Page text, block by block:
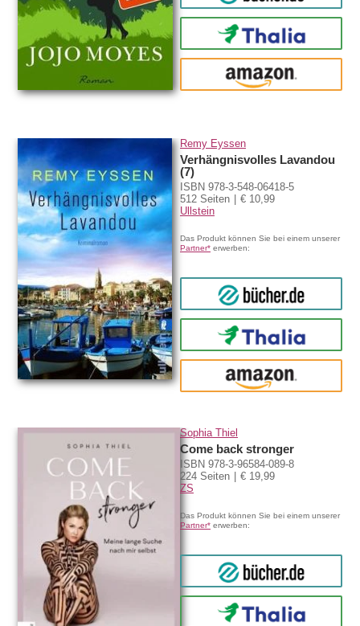
Thalia
amazon
Remy Eyssen
Verhängnisvolles Lavandou
(7)
ISBN 978-3-548-06418-5
512 Seiten
€ 10,99
Ullstein
Das Produkt können Sie bei einem unserer
Partner* erwerben:
bücher.de
Thalia
amazon
Sophia Thiel
Come back stronger
ISBN 978-3-96584-089-8
224 Seiten
€ 19,99
ZS
Das Produkt können Sie bei einem unserer
Partner* erwerben:
bücher.de
Thalia